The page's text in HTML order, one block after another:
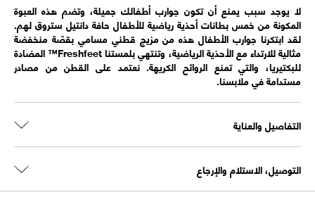
لا يوجد سبب يمنع أن تكون جوارب أطفالك جميلة، وتضم هذه العبوة
المكونة من خمس بطانات أحذية رياضية للأطفال حافة دانتيل ستروق لهم.
لقد ابتكرنا جوارب الأطفال هذه من مزيج قطني مسامي بقصّة منخفضة
مثالية للارتداء مع الأحذية الرياضية، وتنتهي بلمستنا Freshfeet™ المضادة
للبكتيريا، والتي تمنع الروائح الكريهة. نعتمد على القطن من مصادر
مستدامة في ملابسنا.
التفاصيل والعناية
التوصيل، الاستلام والإرجاع